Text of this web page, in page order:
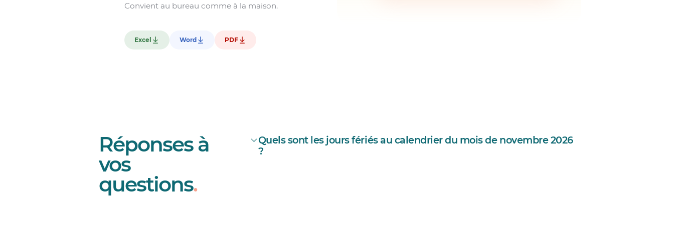
Convient au bureau comme à la maison.
Excel Word PDF
Réponses à
vos
questions.
Quels sont les jours fériés au calendrier du mois de novembre 2026
?